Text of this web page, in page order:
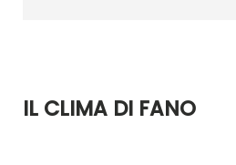
IL CLIMA DI FANO